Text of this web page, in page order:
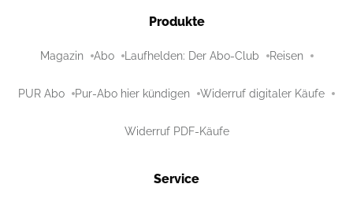
Produkte
Magazin Abo Laufhelden: Der Abo-Club Reisen
PUR Abo Pur-Abo hier kündigen Widerruf digitaler Käufe
Widerruf PDF-Käufe
Service